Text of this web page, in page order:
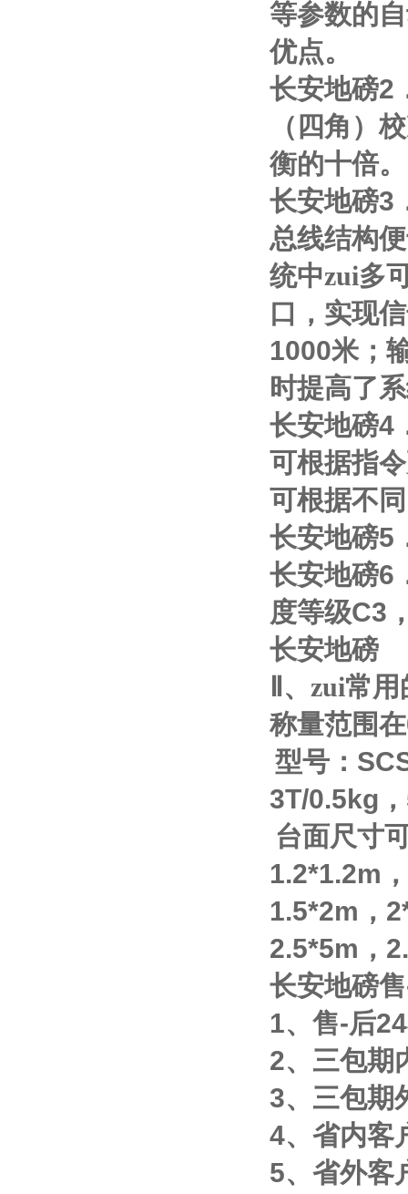
等参数的
优点。
长安地磅2
（四角）
衡的十倍。
长安地磅3
总线结构
统中zui多
口，实现
1000米；
时提高了
长安地磅4
可根据指
可根据不
长安地磅5
长安地磅6
度等级C3
长安地磅
、zui常
称量范围在
型号：
3T/0.5kg ，
台面尺寸
1.2*1.2m ，
1.5*2m ，
2.5*5m ，
长安地磅售
1、售-后24
2、三包期
3、三包期
4、省内客
5、省外客